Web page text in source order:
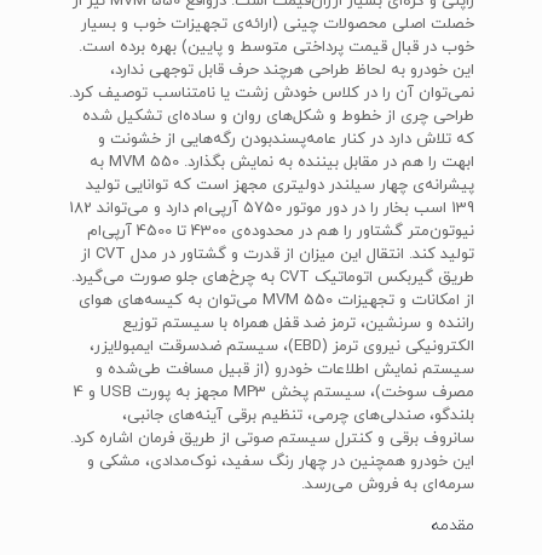
خصلت اصلی محصولات چینی (ارائه‌ی تجهیزات خوب و بسیار
خوب در قبال قیمت پرداختی متوسط و پایین) بهره برده است.
این خودرو به لحاظ طراحی هرچند حرف قابل توجهی ندارد،
نمی‌توان آن را در کلاس خودش زشت یا نامتناسب توصیف کرد.
طراحی چری از خطوط و شکل‌های روان و ساده‌ای تشکیل شده
که تلاش دارد در کنار عامه‌پسندبودن رگه‌هایی از خشونت و
ابهت را هم در مقابل بیننده به نمایش بگذارد. MVM 550 به
پیشرانه‌ی چهار سیلندر دولیتری مجهز است که توانایی تولید
139 اسب بخار را در دور موتور 5750 آرپی‌ام دارد و می‌تواند 182
نیوتون‌متر گشتاور را هم در محدوده‌ی 4300 تا 4500 آرپی‌ام
تولید کند. انتقال این میزان از قدرت و گشتاور در مدل CVT از
طریق گیربکس اتوماتیک CVT به چرخ‌های جلو صورت می‌گیرد.
از امکانات و تجهیزات MVM 550 می‌توان به کیسه‌های هوای
راننده و سرنشین، ترمز ضد قفل همراه با سیستم توزیع
الکترونیکی نیروی ترمز (EBD)، سیستم ضدسرقت ایمبولایزر،
سیستم نمایش اطلاعات خودرو (از قبیل مسافت طی‌شده و
مصرف سوخت)، سیستم پخش MP3 مجهز به پورت USB و 4
بلندگو، صندلی‌های چرمی، تنظیم برقی آینه‌های جانبی،
سانروف برقی و کنترل سیستم صوتی از طریق فرمان اشاره کرد.
این خودرو همچنین در چهار رنگ سفید، نوک‌مدادی، مشکی و
سرمه‌ای به فروش می‌رسد.
مقدمه